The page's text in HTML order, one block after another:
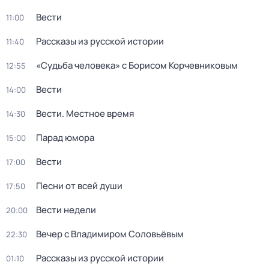
11:00 Вести
11:40 Рассказы из русской истории
12:55 «Судьба человека» с Борисом Корчевниковым
14:00 Вести
14:30 Вести. Местное время
15:00 Парад юмора
17:00 Вести
17:50 Песни от всей души
20:00 Вести недели
22:30 Вечер с Владимиром Соловьёвым
01:10 Рассказы из русской истории